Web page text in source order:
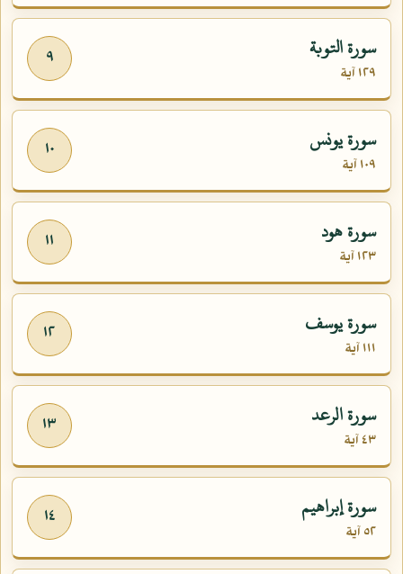
٩ سورة التوبة
١٢٩ آية
١٠ سورة يونس
١٠٩ آية
١١ سورة هود
١٢٣ آية
١٢ سورة يوسف
١١١ آية
١٣ سورة الرعد
٤٣ آية
١٤ سورة إبراهيم
٥٢ آية